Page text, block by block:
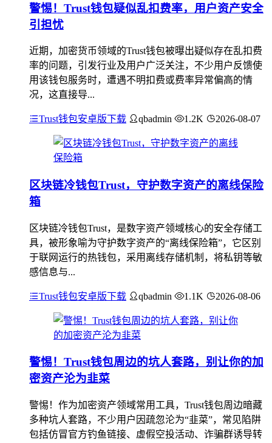
警惕！Trust钱包疑似乱扣费率，用户资产安全
引担忧
近期，加密货币领域的Trust钱包被曝出疑似存在乱扣费
率的问题，引发行业及用户广泛关注，不少用户反馈使
用该钱包服务时，遭遇不明扣费或费率异常偏高的情
况，这直接导...
Trust钱包安卓版下载 qbadmin 1.2K 2026-08-07
区块链冷钱包Trust，守护数字资产的离线保险
箱
区块链冷钱包Trust，是数字资产领域核心的安全存储工
具，被形象喻为守护数字资产的“离线保险箱”，它区别
于联网运行的热钱包，采用离线存储机制，将私钥等敏
感信息与...
Trust钱包安卓版下载 qbadmin 1.1K 2026-08-06
警惕！Trust钱包周边的坑人套路，别让你的加
密资产沦为韭菜
警惕！作为加密资产领域常用工具，Trust钱包周边暗藏
多种坑人套路，不少用户因疏忽沦为“韭菜”，常见陷阱
包括仿冒官方钓鱼链接、虚假空投活动、诈骗群诱导转